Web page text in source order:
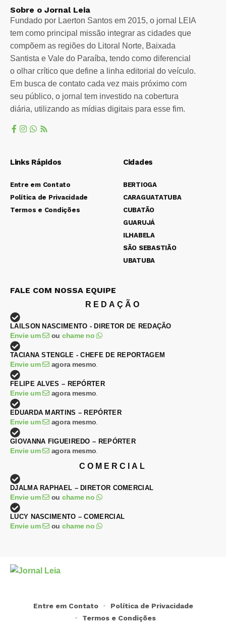
Sobre o Jornal Leia
Fundado por Laerton Santos em 2015, o jornal LEIA
tem como principal missão integrar as cidades que
compõem as regiões do Litoral Norte, Baixada
Santista e Vale do Paraíba, tendo como diferencial
o olhar crítico que define a linha editorial do veículo.
Em busca de contato cada vez mais próximo com
seu público, o jornal tem investido na cobertura
diária, utilizando as mídias digitais para esse fim.
Links Rápidos
Entre em Contato
Política de Privacidade
Termos e Condições
Cidades
BERTIOGA
CARAGUATATUBA
CUBATÃO
GUARUJÁ
ILHABELA
SÃO SEBASTIÃO
UBATUBA
FALE COM NOSSA EQUIPE
REDAÇÃO
LAILSON NASCIMENTO - DIRETOR DE REDAÇÃO
Envie um ou chame no
TACIANA STENGLE - CHEFE DE REPORTAGEM
Envie um agora mesmo
FELIPE ALVES – REPÓRTER
Envie um agora mesmo
EDUARDA MARTINS – REPÓRTER
Envie um agora mesmo
GIOVANNA FIGUEIREDO – REPÓRTER
Envie um agora mesmo
COMERCIAL
DJALMA RAPHAEL – DIRETOR COMERCIAL
Envie um ou chame no
LUCY NASCIMENTO – COMERCIAL
Envie um ou chame no
Entre em Contato
Política de Privacidade
Termos e Condições